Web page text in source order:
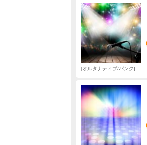
オルタナティブ/パンク